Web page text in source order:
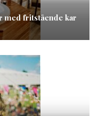
med fritstående kar